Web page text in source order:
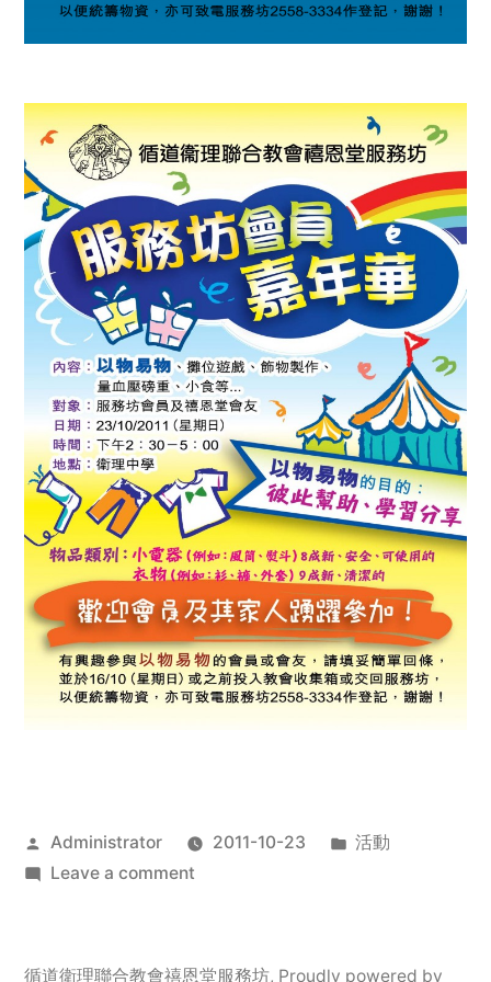
Posted
by
Administrator 2011-10-23
Posted
活動
Leave a commenton
服
循道衛理聯合教會禧恩堂服務坊, Proudly powered by